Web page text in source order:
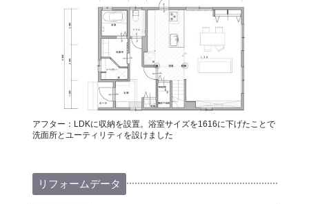
アフター：LDKに収納を設置。浴室サイズを1616に下げたことで
洗面所とユーティリティを設けました
リフォームデータ